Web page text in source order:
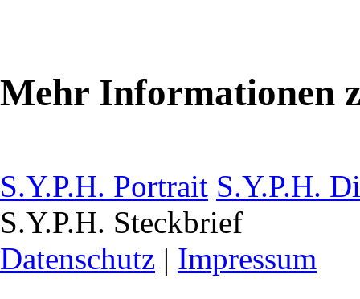
Mehr Informationen
S.Y.P.H. Portrait S.Y.P.H.
S.Y.P.H. Steckbrief
Datenschutz | Impressum